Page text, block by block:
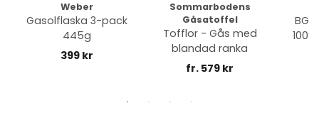
Weber
Gasolflaska 3-pack
445g
399 kr
Sommarbodens
Gåsatoffel
Tofflor - Gås med
blandad ranka
fr. 579 kr